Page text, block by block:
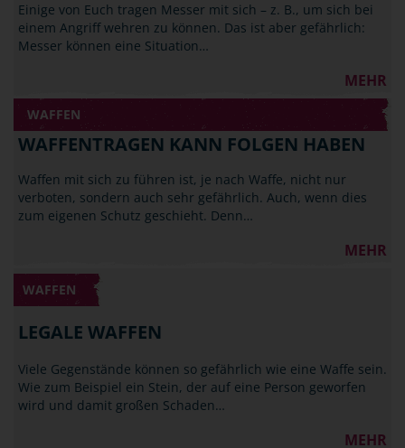
Einige von Euch tragen Messer mit sich – z. B., um sich bei
einem Angriff wehren zu können. Das ist aber gefährlich:
Messer können eine Situation…
MEHR
WAFFEN
WAFFENTRAGEN KANN FOLGEN HABEN
Waffen mit sich zu führen ist, je nach Waffe, nicht nur
verboten, sondern auch sehr gefährlich. Auch, wenn dies
zum eigenen Schutz geschieht. Denn…
MEHR
WAFFEN
LEGALE WAFFEN
Viele Gegenstände können so gefährlich wie eine Waffe sein.
Wie zum Beispiel ein Stein, der auf eine Person geworfen
wird und damit großen Schaden…
MEHR